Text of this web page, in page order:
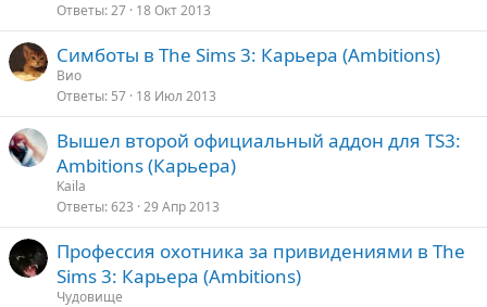
Ответы 27 18 Окт 2013
Симботы в The Sims 3: Карьера (Ambitions)
Вио
Ответы 57 18 Июл 2013
Вышел второй официальный аддон для TS3:
Ambitions (Карьера)
Kaila
Ответы 623 29 Апр 2013
Профессия охотника за привидениями в The
Sims 3: Карьера (Ambitions)
Чудовище